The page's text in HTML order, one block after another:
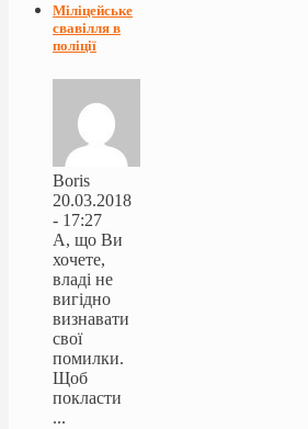
Міліцейське
свавілля в
поліції
Boris
20.03.2018
- 17:27
А, що Ви
хочете,
владі не
вигідно
визнавати
свої
помилки.
Щоб
покласти
...